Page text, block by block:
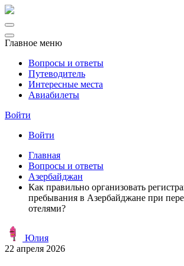
Главное меню
Вопросы и ответы
Путеводитель
Интересные места
Авиабилеты
Войти
Войти
Главная
Вопросы и ответы
Азербайджан
Как правильно организовать
пребывания в Азербайджане при
отелями?
Юлия
22 апреля 2026